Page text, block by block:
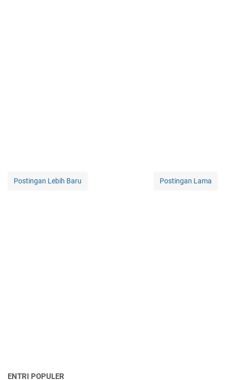
Postingan Lebih Baru Postingan Lama
ENTRI POPULER